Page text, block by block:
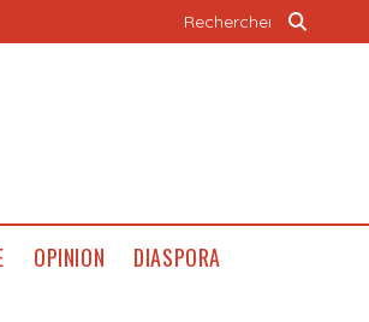
OPINION DIASPORA